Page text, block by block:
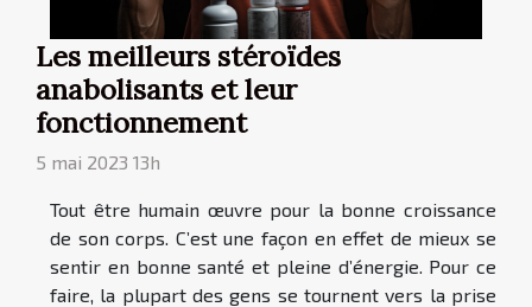
Les meilleurs stéroïdes
anabolisants et leur
fonctionnement
5 mai 2023 13h
Tout être humain œuvre pour la bonne croissance
de son corps. C’est une façon en effet de mieux se
sentir en bonne santé et pleine d’énergie. Pour ce
faire, la plupart des gens se tournent vers la prise